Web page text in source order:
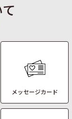
メッセージカード